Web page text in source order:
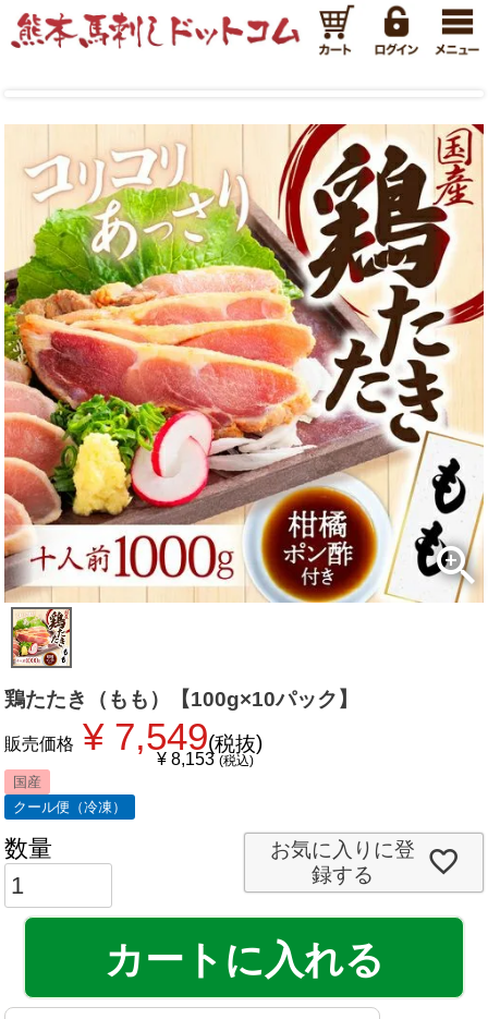
鶏たたき（もも）【100g×10パック】
販売価格 ¥ 7,549 税抜
¥ 8,153 税込
国産
クール便（冷凍）
お気に入りに登
録する
カートに入れる